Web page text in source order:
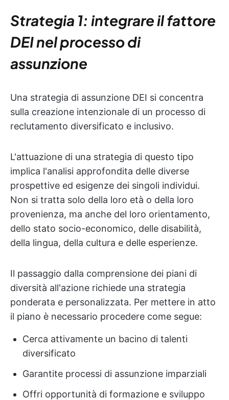
Strategia 1: integrare il fattore
DEI nel processo di
assunzione
Una strategia di assunzione DEI si concentra
sulla creazione intenzionale di un processo di
reclutamento diversificato e inclusivo.
L'attuazione di una strategia di questo tipo
implica l'analisi approfondita delle diverse
prospettive ed esigenze dei singoli individui.
Non si tratta solo della loro età o della loro
provenienza, ma anche del loro orientamento,
dello stato socio-economico, delle disabilità,
della lingua, della cultura e delle esperienze.
Il passaggio dalla comprensione dei piani di
diversità all'azione richiede una strategia
ponderata e personalizzata. Per mettere in atto
il piano è necessario procedere come segue:
Cerca attivamente un bacino di talenti
diversificato
Garantite processi di assunzione imparziali
Offri opportunità di formazione e sviluppo